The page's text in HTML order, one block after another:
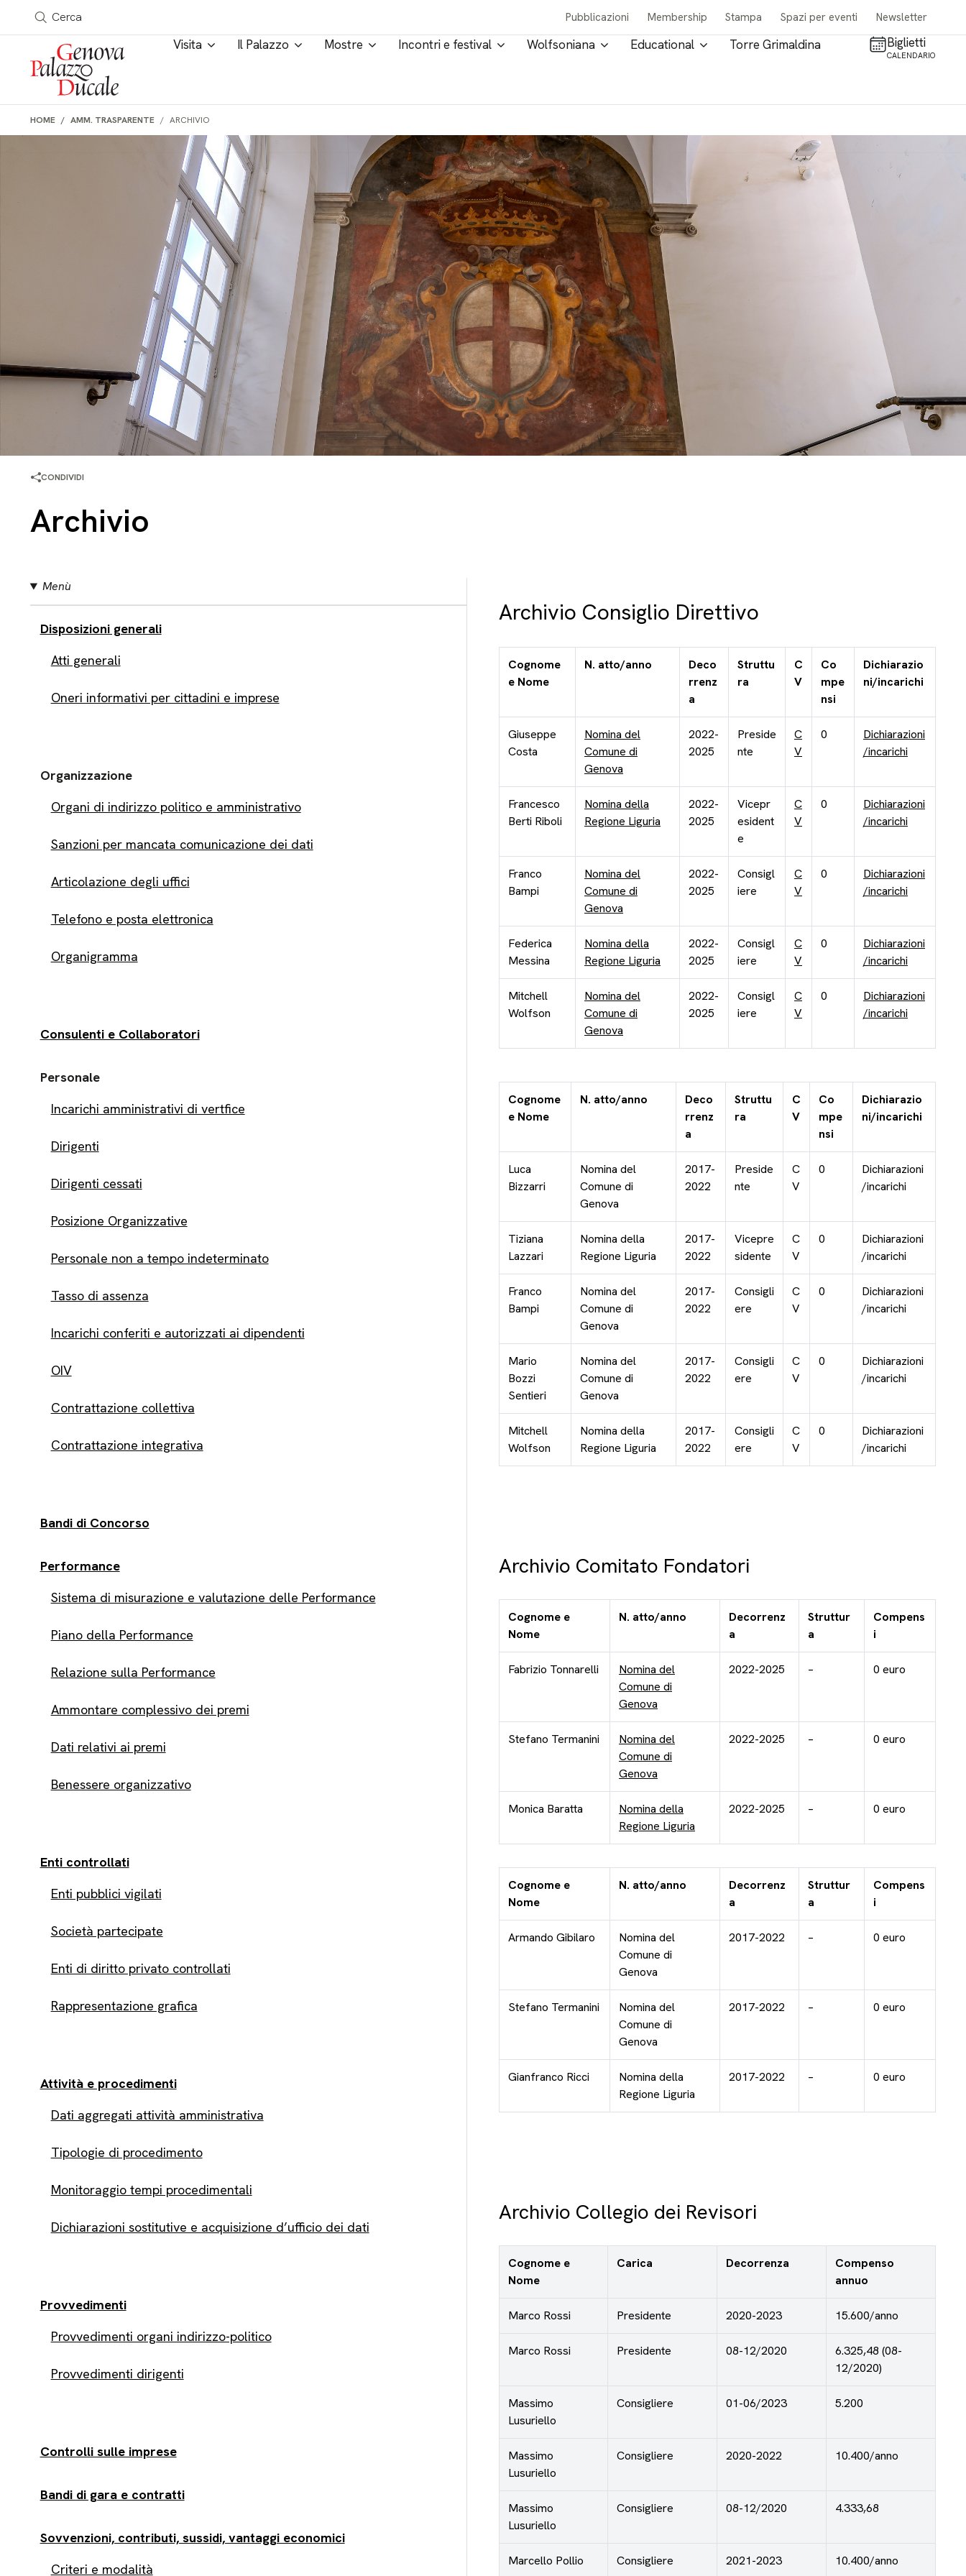
Salta al contenuto
in tutto il sito
Cerca Pubblicazioni Membership Stampa Spazi per eventi Newsletter
Visita Il Palazzo Mostre Incontri e festival Wolfsoniana Educational Torre Grimaldina Biglietti
CALENDARIO
HOME AMM. TRASPARENTE ARCHIVIO
CONDIVIDI
Archivio
Menù
Disposizioni generali
Atti generali
Oneri informativi per cittadini e imprese
Organizzazione
Organi di indirizzo politico e amministrativo
Sanzioni per mancata comunicazione dei dati
Articolazione degli uffici
Telefono e posta elettronica
Organigramma
Consulenti e Collaboratori
Personale
Incarichi amministrativi di vertfice
Dirigenti
Dirigenti cessati
Posizione Organizzative
Personale non a tempo indeterminato
Tasso di assenza
Incarichi conferiti e autorizzati ai dipendenti
OIV
Contrattazione collettiva
Contrattazione integrativa
Bandi di Concorso
Performance
Sistema di misurazione e valutazione delle Performance
Piano della Performance
Relazione sulla Performance
Ammontare complessivo dei premi
Dati relativi ai premi
Benessere organizzativo
Enti controllati
Enti pubblici vigilati
Società partecipate
Enti di diritto privato controllati
Rappresentazione grafica
Attività e procedimenti
Dati aggregati attività amministrativa
Tipologie di procedimento
Monitoraggio tempi procedimentali
Dichiarazioni sostitutive e acquisizione d’ufficio dei dati
Provvedimenti
Provvedimenti organi indirizzo-politico
Provvedimenti dirigenti
Controlli sulle imprese
Bandi di gara e contratti
Sovvenzioni, contributi, sussidi, vantaggi economici
Criteri e modalità
Archivio Consiglio Direttivo
Cognome
e Nome
N. atto/anno
Deco
rrenz
a
Struttu
ra
C
V
Co
mpe
nsi
Dichiarazio
ni/incarichi
Giuseppe
Costa
Nomina del
Comune di
Genova
2022-
2025
Preside
nte
C
V
0
Dichiarazioni
/incarichi
Francesco
Berti Riboli
Nomina della
Regione Liguria
2022-
2025
Vicepr
esident
e
C
V
0
Dichiarazioni
/incarichi
Franco
Bampi
Nomina del
Comune di
Genova
2022-
2025
Consigl
iere
C
V
0
Dichiarazioni
/incarichi
Federica
Messina
Nomina della
Regione Liguria
2022-
2025
Consigl
iere
C
V
0
Dichiarazioni
/incarichi
Mitchell
Wolfson
Nomina del
Comune di
Genova
2022-
2025
Consigl
iere
C
V
0
Dichiarazioni
/incarichi
Cognome
e Nome
N. atto/anno
Deco
rrenz
a
Struttu
ra
C
V
Co
mpe
nsi
Dichiarazio
ni/incarichi
Luca
Bizzarri
Nomina del
Comune di
Genova
2017-
2022
Preside
nte
C
V
0
Dichiarazioni
/incarichi
Tiziana
Lazzari
Nomina della
Regione Liguria
2017-
2022
Vicepre
sidente
C
V
0
Dichiarazioni
/incarichi
Franco
Bampi
Nomina del
Comune di
Genova
2017-
2022
Consigli
ere
C
V
0
Dichiarazioni
/incarichi
Mario
Bozzi
Sentieri
Nomina del
Comune di
Genova
2017-
2022
Consigli
ere
C
V
0
Dichiarazioni
/incarichi
Mitchell
Wolfson
Nomina della
Regione Liguria
2017-
2022
Consigli
ere
C
V
0
Dichiarazioni
/incarichi
Archivio Comitato Fondatori
Cognome e
Nome
N. atto/anno
Decorrenz
a
Struttur
a
Compens
i
Fabrizio Tonnarelli
Nomina del
Comune di
Genova
2022-2025 – 0 euro
Stefano Termanini
Nomina del
Comune di
Genova
2022-2025 – 0 euro
Monica Baratta
Nomina della
Regione Liguria
2022-2025 – 0 euro
Cognome e
Nome
N. atto/anno
Decorrenz
a
Struttur
a
Compens
i
Armando Gibilaro
Nomina del
Comune di
Genova
2017-2022 – 0 euro
Stefano Termanini
Nomina del
Comune di
Genova
2017-2022 – 0 euro
Gianfranco Ricci
Nomina della
Regione Liguria
2017-2022 – 0 euro
Archivio Collegio dei Revisori
Cognome e
Nome
Carica Decorrenza
Compenso
annuo
Marco Rossi Presidente 2020-2023 15.600/anno
Marco Rossi Presidente 08-12/2020
6.325,48 (08-
12/2020)
Massimo
Lusuriello
Consigliere 01-06/2023 5.200
Massimo
Lusuriello
Consigliere 2020-2022 10.400/anno
Massimo
Lusuriello
Consigliere 08-12/2020 4.333,68
Marcello Pollio Consigliere 2021-2023 10.400/anno